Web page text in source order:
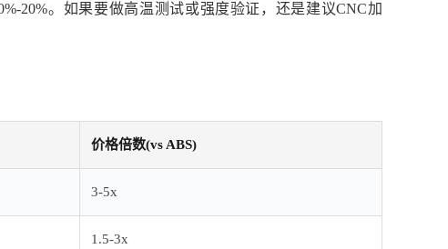
20%。如果要做高温测试或强度验证，还是建议CNC加
价格倍数(vs ABS)
3-5x
1.5-3x